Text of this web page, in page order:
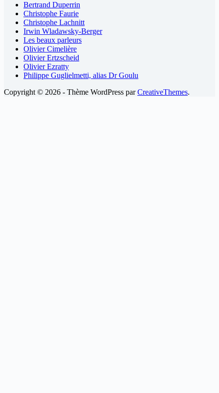
Bertrand Duperrin
Christophe Faurie
Christophe Lachnitt
Irwin Wladawsky-Berger
Les beaux parleurs
Olivier Cimelière
Olivier Ertzscheid
Olivier Ezratty
Philippe Guglielmetti, alias Dr Goulu
Copyright © 2026 - Thème WordPress parCreativeThemes.